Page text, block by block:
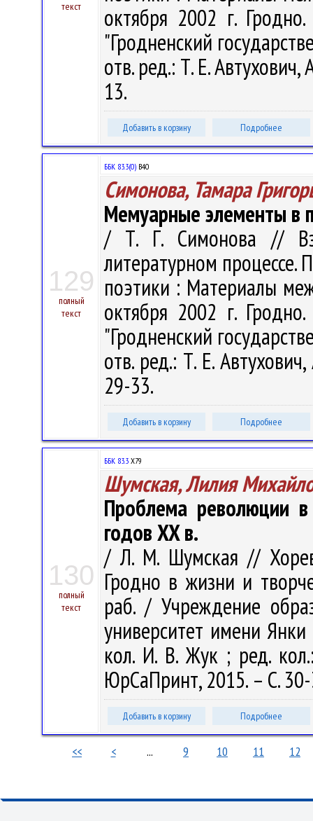
текст
октября 2002 г.
"Гродненский
отв. ред.: Т. Е.
13.
Добавить в корзину Подробнее
129
полный
текст
ББК 83.3(0) В40
Симонова, Тамара
Мемуарные элементы в
/ Т. Г. Симонова //
литературном процессе.
поэтики : Материалы
октября 2002 г.
"Гродненский
отв. ред.: Т. Е.
29-33.
Добавить в корзину Подробнее
130
полный
текст
ББК 83.3 Х79
Шумская, Лилия
Проблема революции
годов XX в.
/ Л. М. Шумская //
Гродно в жизни и
раб. / Учреждение
университет имени
кол. И. В. Жук ; ред.
ЮрСаПринт, 2015. – С.
Добавить в корзину Подробнее
<< < ... 9 10 11 12